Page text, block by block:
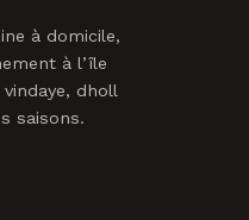
à domicile,
à l’île
dholl
saisons.